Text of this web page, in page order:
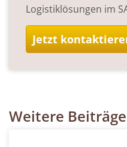
Logistiklösungen im
Jetzt
Weitere Beiträge